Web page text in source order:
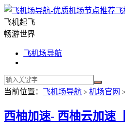
飞
飞机起飞
畅游世界
飞机场导航
当前位置： 飞机场导航 > 机场官网 >
西柚加速- 西柚云加速